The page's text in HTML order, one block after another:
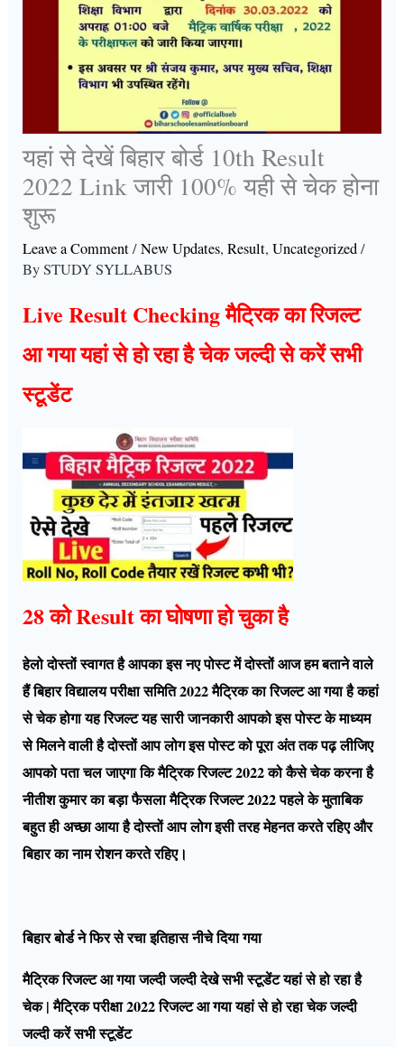
यहां से देखें बिहार बोर्ड 10th Result
2022 Link जारी 100% यही से चेक होना
शुरू
Leave a Comment/New Updates,Result,Uncategorized/
BySTUDY SYLLABUS
Live Result Checking मैट्रिक का रिजल्ट
आ गया यहां से हो रहा है चेक जल्दी से करें सभी
स्टूडेंट
28 को Result का घोषणा हो चुका है
हेलो दोस्तों स्वागत है आपका इस नए पोस्ट में दोस्तों आज हम बताने वाले
हैं बिहार विद्यालय परीक्षा समिति 2022 मैट्रिक का रिजल्ट आ गया है कहां
से चेक होगा यह रिजल्ट यह सारी जानकारी आपको इस पोस्ट के माध्यम
से मिलने वाली है दोस्तों आप लोग इस पोस्ट को पूरा अंत तक पढ़ लीजिए
आपको पता चल जाएगा कि मैट्रिक रिजल्ट 2022 को कैसे चेक करना है
नीतीश कुमार का बड़ा फैसला मैट्रिक रिजल्ट 2022 पहले के मुताबिक
बहुत ही अच्छा आया है दोस्तों आप लोग इसी तरह मेहनत करते रहिए और
बिहार का नाम रोशन करते रहिए।
बिहार बोर्ड ने फिर से रचा इतिहास नीचे दिया गया
मैट्रिक रिजल्ट आ गया जल्दी जल्दी देखे सभी स्टूडेंट यहां से हो रहा है
चेक | मैट्रिक परीक्षा 2022 रिजल्ट आ गया यहां से हो रहा चेक जल्दी
जल्दी करें सभी स्टूडेंट